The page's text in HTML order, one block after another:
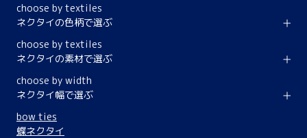
choose by textiles
ネクタイの色柄で選ぶ
choose by textiles
ネクタイの素材で選ぶ
choose by width
ネクタイ幅で選ぶ
bow ties
蝶ネクタイ